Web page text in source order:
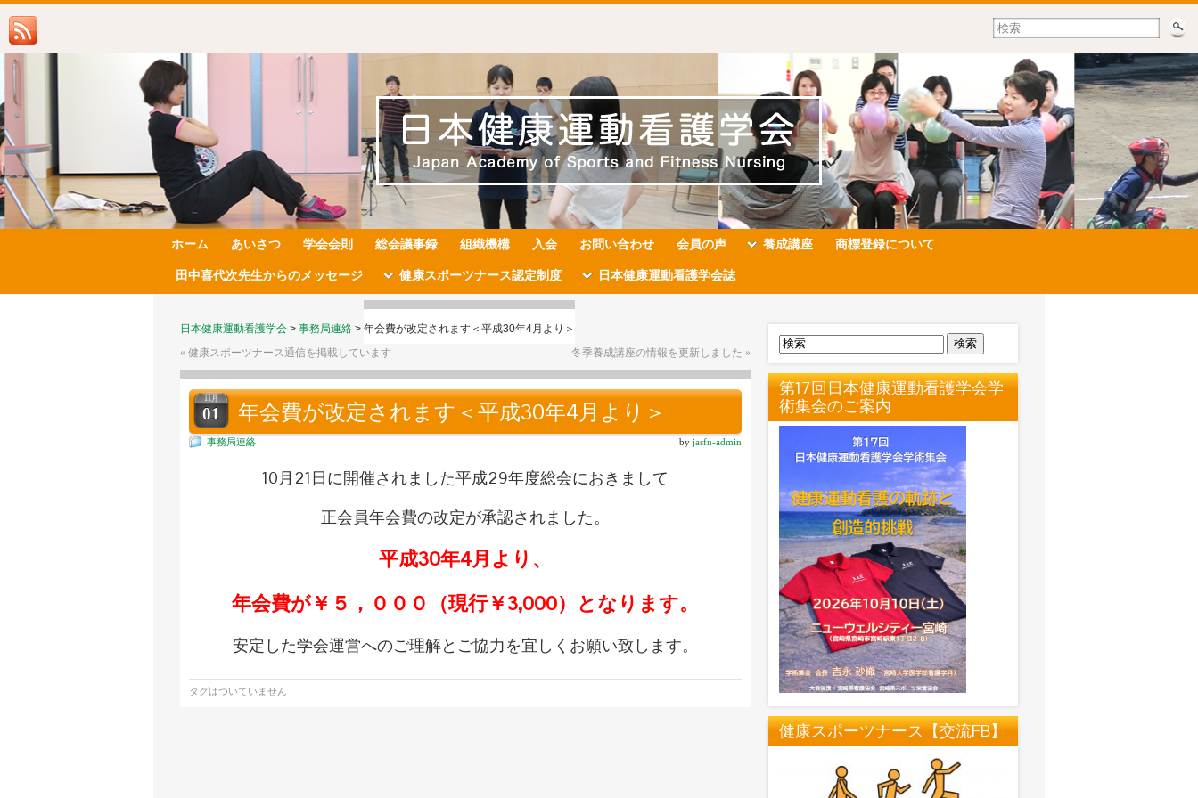
ホーム あいさつ 学会会則 総会議事録 組織機構 入会 お問い合わせ 会員の声 養成講座 商標登録について
田中喜代次先生からのメッセージ 健康スポーツナース認定制度 日本健康運動看護学会誌
日本健康運動看護学会 > 事務局連絡 > 年会費が改定されます＜平成30年4月より＞
« 健康スポーツナース通信を掲載しています 冬季養成講座の情報を更新しました »
11月
01 年会費が改定されます＜平成30年4月より＞
事務局連絡 by jasfn-admin
10月21日に開催されました平成29年度総会におきまして
正会員年会費の改定が承認されました。
平成30年4月より、
年会費が￥５，０００（現行￥3,000）となります。
安定した学会運営へのご理解とご協力を宜しくお願い致します。
タグはついていません
検索
第17回日本健康運動看護学会学
術集会のご案内
健康スポーツナース【交流FB】